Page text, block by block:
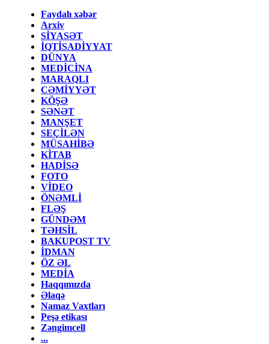
Faydalı xəbər
Arxiv
SİYASƏT
İQTİSADİYYAT
DÜNYA
MEDİCİNA
MARAQLI
CƏMİYYƏT
KÖŞƏ
SƏNƏT
MANŞET
SEÇİLƏN
MÜSAHİBƏ
KİTAB
HADİSƏ
FOTO
VİDEO
ÖNƏMLİ
FLƏŞ
GÜNDƏM
TƏHSİL
BAKUPOST TV
İDMAN
ÖZ ƏL
MEDİA
Haqqımızda
Əlaqə
Namaz Vaxtları
Peşə etikası
Zəngimcell
...